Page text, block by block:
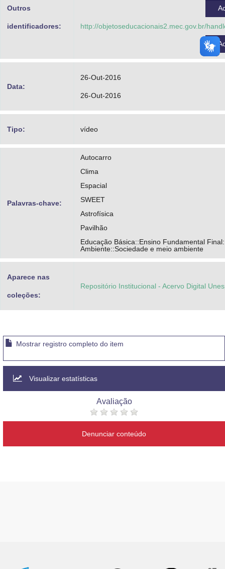
Outros
identificadores: http://objetoseducacionais2.mec.gov.br/
Data:
26-Out-2016
26-Out-2016
Tipo: vídeo
Palavras-chave:
Autocarro
Clima
Espacial
SWEET
Astrofísica
Pavilhão
Educação Básica::Ensino Fundamental
Ambiente::Sociedade e meio ambiente
Aparece nas
coleções:
Repositório Institucional - Acervo Digital
Mostrar registro completo do item
Visualizar estatísticas
Avaliação
Denunciar conteúdo